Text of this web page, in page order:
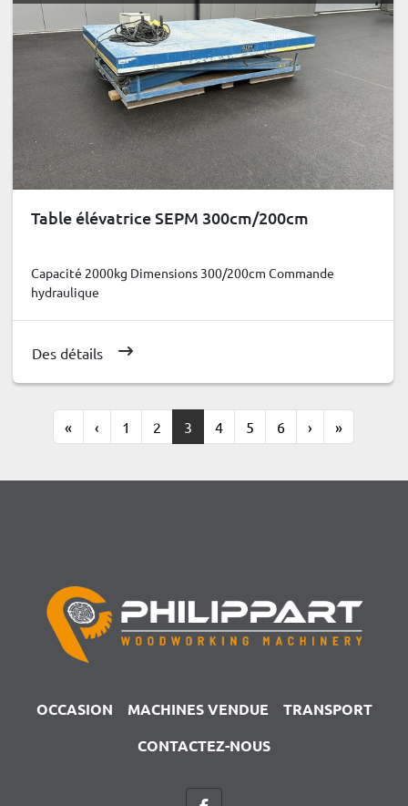
Table élévatrice SEPM 300cm/200cm
Capacité 2000kg Dimensions 300/200cm Commande
hydraulique
Des détails
« ‹ 1 2 3 4 5 6 › »
OCCASION MACHINES VENDUE
TRANSPORT
CONTACTEZ-NOUS